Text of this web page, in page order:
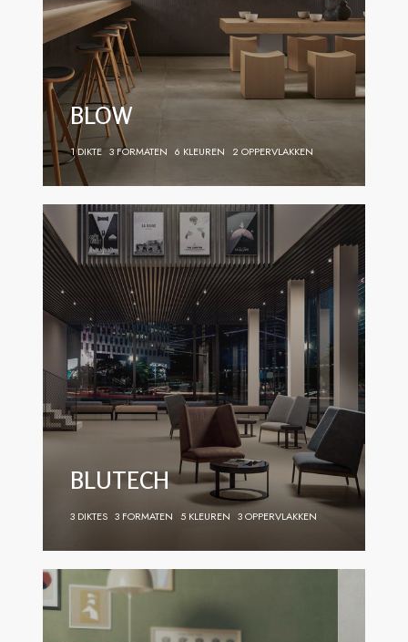
BLOW
1 DIKTE 3 FORMATEN 6 KLEUREN 2 OPPERVLAKKEN
BLUTECH
3 DIKTES 3 FORMATEN 5 KLEUREN 3 OPPERVLAKKEN